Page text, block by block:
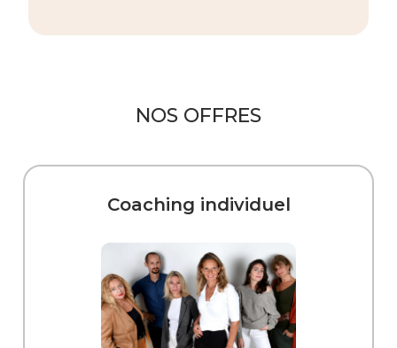
NOS OFFRES
Coaching individuel